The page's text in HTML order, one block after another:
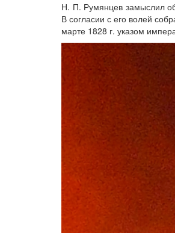
Н. П. Румянцев замыслил
В согласии с его волей
марте 1828 г. указом